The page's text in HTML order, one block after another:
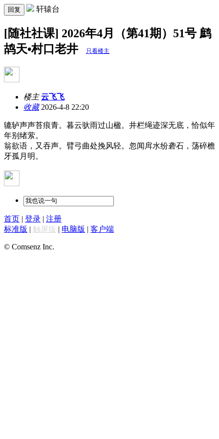
回复 轩辕台
[随社社课] 2026年4月（第41期）51号 鹧
鸪天•村口老井
只看楼主
楼主 云飞飞
收藏2026-4-8 22:20
辘轳声声苔痕青。暮云驮雨过山楹。井栏绳迹深无底，恰似年
年别绪萦。
翁欲语，又吞声。臂弓曲处挽风轻。忽闻戽水纷砻石，荡碎檐
牙孤月明。
首页 | 登录 | 注册
标准版 | 触屏版 | 电脑版 | 客户端
© Comsenz Inc.